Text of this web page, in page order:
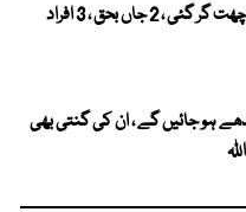
ڈیرہ غازی خان میں گھر کی چھت گر گئی ، 2 جاں بحق ، 3 افراد
ہو جائیں گے ، ان کی گنتی بھی